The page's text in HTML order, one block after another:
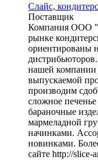
Слайс,
Поставщик
Компания ООО
рынке
ориентированы
нашей компании
выпускаемой
производим
сложное
бараночные
мармеладной
начинками.
новинками.
сайте http://